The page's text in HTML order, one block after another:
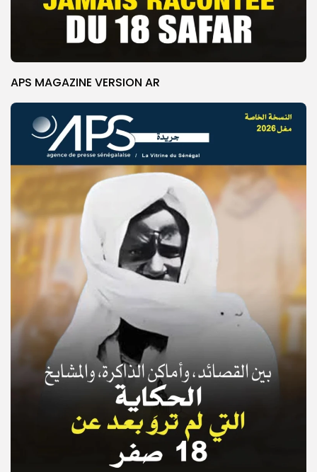
© Copyright 2025, APS
APS MAGAZINE VERSION AR